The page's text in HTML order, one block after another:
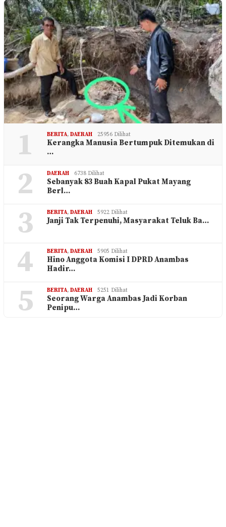
1 BERITA, DAERAH 25956 Dilihat
Kerangka Manusia Bertumpuk Ditemukan di
…
2 DAERAH 6738 Dilihat
Sebanyak 83 Buah Kapal Pukat Mayang
Berl…
3 BERITA, DAERAH 5922 Dilihat
Janji Tak Terpenuhi, Masyarakat Teluk Ba…
4 BERITA, DAERAH 5905 Dilihat
Hino Anggota Komisi I DPRD Anambas
Hadir…
5 BERITA, DAERAH 5251 Dilihat
Seorang Warga Anambas Jadi Korban
Penipu…